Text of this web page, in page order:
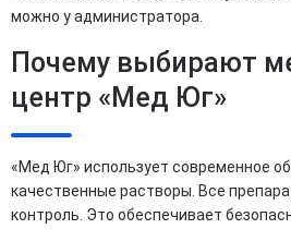
можно у администратора.
Почему выбирают
центр «Мед Юг»
«Мед Юг» использует современное
качественные растворы. Все
контроль. Это обеспечивает